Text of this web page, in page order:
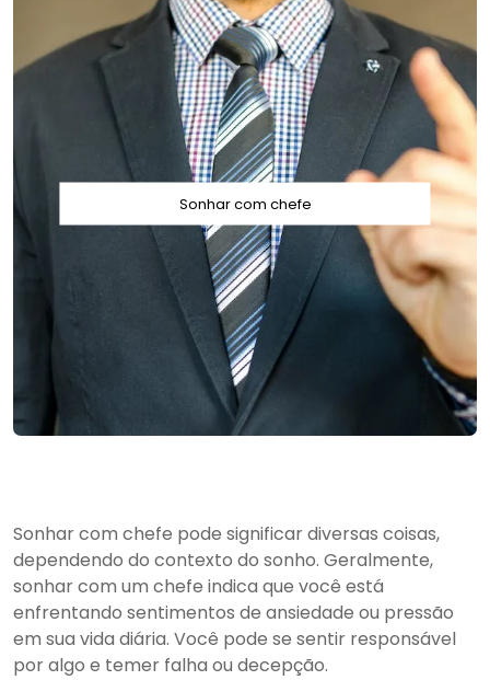
Sonhar com chefe
Sonhar com chefe pode significar diversas coisas,
dependendo do contexto do sonho. Geralmente,
sonhar com um chefe indica que você está
enfrentando sentimentos de ansiedade ou pressão
em sua vida diária. Você pode se sentir responsável
por algo e temer falha ou decepção.